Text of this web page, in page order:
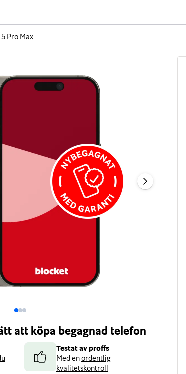
Pro Max
att köpa begagnad telefon
Testat av proffs
Med enordentlig
kvalitetskontroll